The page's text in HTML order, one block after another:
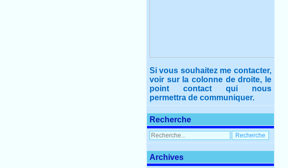
Si vous souhaitez me contacter,
voir sur la colonne de droite, le
point contact qui nous
permettra de communiquer.
Recherche
Archives